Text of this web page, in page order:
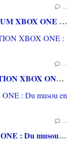
…
[TEST] CAPCOM ARCADE 2ND STADIUM XBOX ONE : Encore quelques raretés de plus!
…
[TEST] CAPCOM FIGHTING COLLECTION XBOX ONE : Une super session de rattrapage!
…
[TEST] SAMURAI WARRIORS 5 XBOX ONE : Du musou en cell shading dans la lignée de la saga